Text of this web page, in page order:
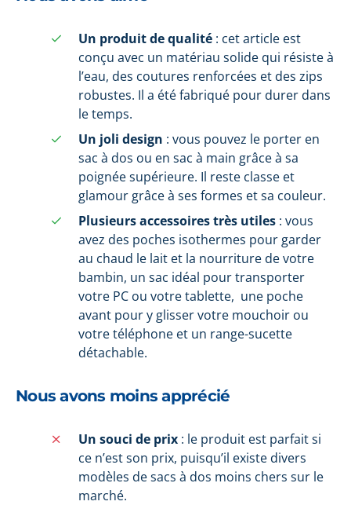
Un produit de qualité : cet article est
conçu avec un matériau solide qui résiste à
l’eau, des coutures renforcées et des zips
robustes. Il a été fabriqué pour durer dans
le temps.
Un joli design : vous pouvez le porter en
sac à dos ou en sac à main grâce à sa
poignée supérieure. Il reste classe et
glamour grâce à ses formes et sa couleur.
Plusieurs accessoires très utiles : vous
avez des poches isothermes pour garder
au chaud le lait et la nourriture de votre
bambin, un sac idéal pour transporter
votre PC ou votre tablette, une poche
avant pour y glisser votre mouchoir ou
votre téléphone et un range-sucette
détachable.
Nous avons moins apprécié
Un souci de prix : le produit est parfait si
ce n’est son prix, puisqu’il existe divers
modèles de sacs à dos moins chers sur le
marché.